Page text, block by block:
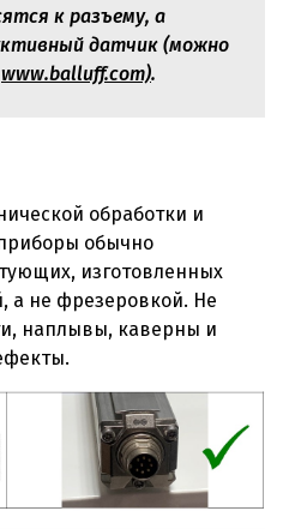
к разъему, а
датчик (можно
www.balluff.com).
обработки и
обычно
изготовленных
а не фрезеровкой. Не
наплывы, каверны и